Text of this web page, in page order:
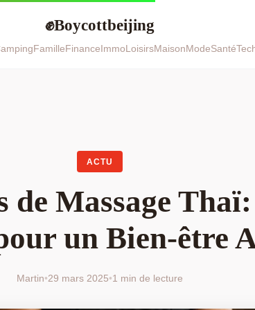
✊Boycottbeijing
FamilleFinanceImmoLoisirsMaisonModeSanté
ACTU
de Massage
un Bien-être
Martin•29 mars 2025•1 min de lecture